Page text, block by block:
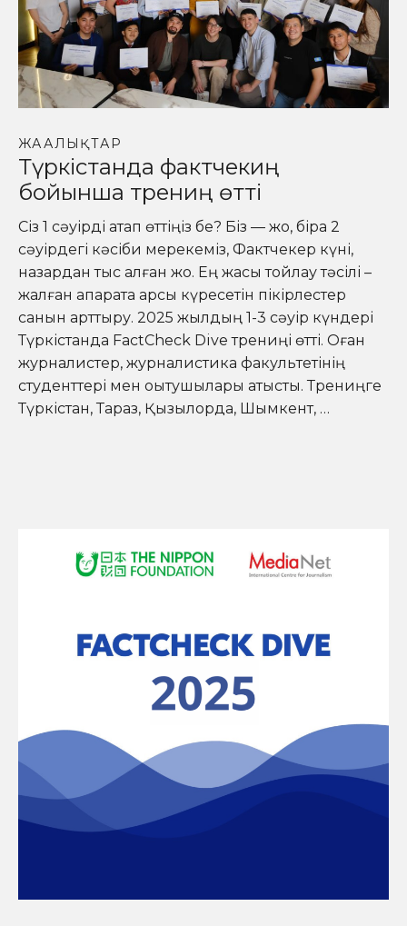
ЖАҢАЛЫҚТАР
Түркістанда фактчекиң
бойынша трениң өтті
Сіз 1 сәуірді атап өттіңіз бе? Біз — жоқ, бірақ 2
сәуірдегі кәсіби мерекеміз, Фактчекер күні,
назардан тыс қалған жоқ. Ең жақсы тойлау тәсілі –
жалған ақпаратқа қарсы күресетін пікірлестер
санын арттыру. 2025 жылдың 1-3 сәуір күндері
Түркістанда FactCheck Dive трениңі өтті. Оған
журналистер, журналистика факультетінің
студенттері мен оқытушылары қатысты. Трениңге
Түркістан, Тараз, Қызылорда, Шымкент, …